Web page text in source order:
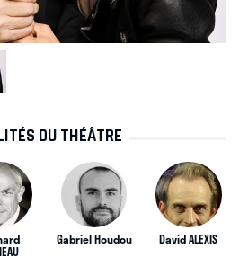
DU THÉÂTRE
Gabriel Houdou David ALEXIS